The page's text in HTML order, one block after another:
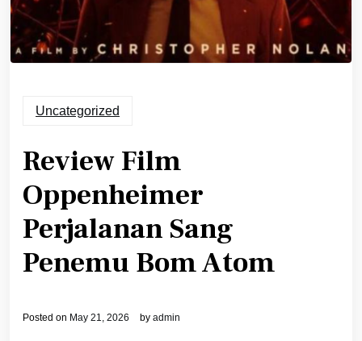
Uncategorized
Review Film
Oppenheimer
Perjalanan Sang
Penemu Bom Atom
Posted on May 21, 2026 by admin